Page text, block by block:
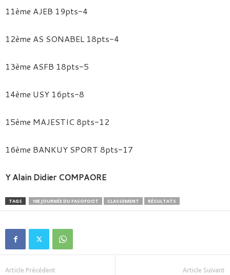
11ème AJEB 19pts-4
12ème AS SONABEL 18pts-4
13ème ASFB 18pts-5
14ème USY 16pts-8
15ème MAJESTIC 8pts-12
16ème BANKUY SPORT 8pts-17
YAlain Didier COMPAORE
TAGS 18E JOURNÉE DU FASOFOOT CLASSEMENT RÉSULTATS
Article Précédent Article Suivant